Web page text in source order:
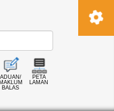
ADUAN/
MAKLUM
BALAS
PETA
LAMAN